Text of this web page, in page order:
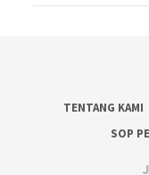
TENTANG KAMI
SOP